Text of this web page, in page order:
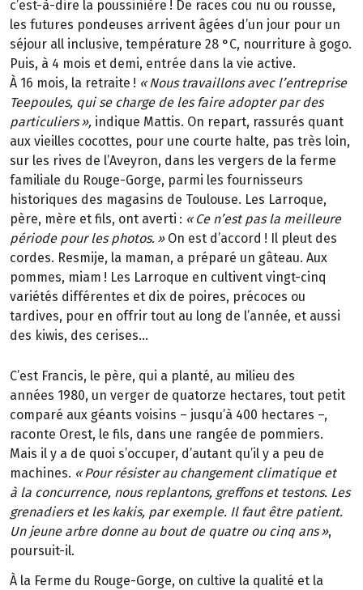
c’est-à-dire la poussinière ! De races cou nu ou rousse,
les futures pondeuses arrivent âgées d ’un jour pour un
séjour all inclusive, température 28 °C, nourriture à gogo.
Puis, à 4 mois et demi, entrée dans la vie active.
À 16 mois, la retraite ! « Nous travaillons avec l’entreprise
Teepoules, qui se charge de les faire adopter par des
particuliers », indique Mattis. On repart, rassurés quant
aux vieilles cocottes, pour une courte halte, pas très loin,
sur les rives de l’Aveyron, dans les vergers de la ferme
familiale du Rouge-Gorge, parmi les fournisseurs
historiques des magasins de Toulouse. Les Larroque,
père, mère et fils, ont averti : « Ce n’est pas la meilleure
période pour les photos. »On est d’accord ! Il pleut des
cordes. Resmije, la maman, a préparé un gâteau. Aux
pommes, miam ! Les Larroque en cultivent vingt-cinq
variétés différentes et dix de poires, précoces ou
tardives, pour en offrir tout au long de l’année, et aussi
des kiwis, des cerises...
C’est Francis, le père, qui a planté, au milieu des
années 1980, un verger de quatorze hectares, tout petit
comparé aux géants voisins – jusqu’à 400 hectares –,
raconte Orest, le fils, dans une rangée de pommiers.
Mais il y a de quoi s’occuper, d’autant qu’il y a peu de
machines. « Pour résister au changement climatique et
à la concurrence, nous replantons, greffons et testons. Les
grenadiers et les kakis, par exemple. Il faut être patient.
Un jeune arbre donne au bout de quatre ou cinq ans »,
poursuit-il.
À la Ferme du Rouge-Gorge, on cultive la qualité et la